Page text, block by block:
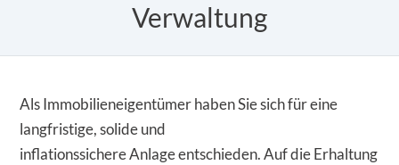
Verwaltung
Als Immobilieneigentümer haben Sie sich für eine
langfristige, solide und
inflationssichere Anlage entschieden. Auf die Erhaltung